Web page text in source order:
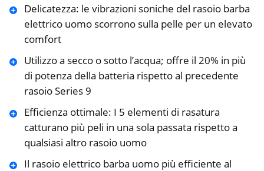
Delicatezza: le vibrazioni soniche del rasoio barba
elettrico uomo scorrono sulla pelle per un elevato
comfort
Utilizzo a secco o sotto l’acqua; offre il 20% in più
di potenza della batteria rispetto al precedente
rasoio Series 9
Efficienza ottimale: I 5 elementi di rasatura
catturano più peli in una sola passata rispetto a
qualsiasi altro rasoio uomo
Il rasoio elettrico barba uomo più efficiente al